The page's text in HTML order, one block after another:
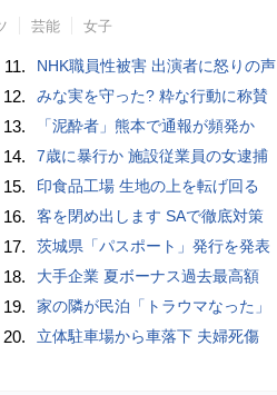
芸能 女子
11. NHK職員性被害 出演者に怒りの声
12. みな実を守った? 粋な行動に称賛
13. 「泥酔者」熊本で通報が頻発か
14. 7歳に暴行か 施設従業員の女逮捕
15. 印食品工場 生地の上を転げ回る
16. 客を閉め出します SAで徹底対策
17. 茨城県「パスポート」発行を発表
18. 大手企業 夏ボーナス過去最高額
19. 家の隣が民泊「トラウマなった」
20. 立体駐車場から車落下 夫婦死傷